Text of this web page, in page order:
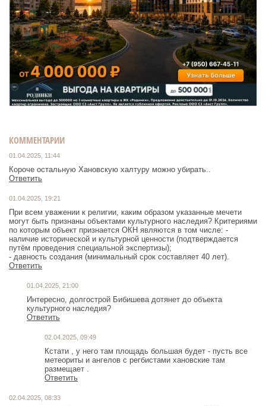
КОММЕНТАРИИ
01.04.2025, 11:44
Короче остальную Хановскую халтуру можно убирать..
Ответить
01.04.2025, 19:21
При всем уважении к религии, каким образом указанные мечети
могут быть признаны объектами культурного наследия? Критериями
по которым объект признается ОКН являются в том числе: -
наличие исторической и культурной ценности (подтверждается
путём проведения специальной экспертизы);
- давность создания (минимальный срок составляет 40 лет).
Ответить
01.04.2025, 21:00
Интересно, долгострой Бибишева дотянет до объекта
культурного наследия?
Ответить
02.04.2025, 09:49
Кстати , у него там площадь большая будет - пусть все
метеориты и ангелов с регбистами хановские там
размещает .
Ответить
02.04.2025, 08:33